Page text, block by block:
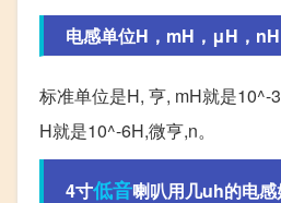
电感单位H，mH，μH，
标准单位是H, 亨, mH就是
H就是10^-6H,微亨,n。
4寸低音喇叭用几uh的电